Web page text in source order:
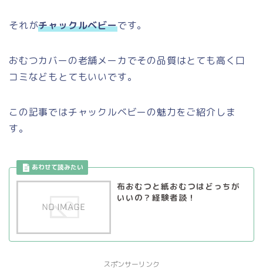
それがチャックルベビーです。
おむつカバーの老舗メーカでその品質はとても高く口
コミなどもとてもいいです。
この記事ではチャックルベビーの魅力をご紹介しま
す。
布おむつと紙おむつはどっちが
いいの？経験者談！
スポンサーリンク